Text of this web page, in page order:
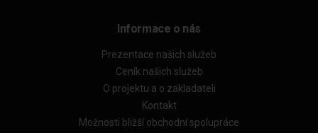
Informace o nás
Prezentace našich služeb
Ceník našich služeb
O projektu a o zakladateli
Kontakt
Možnosti bližší obchodní spolupráce